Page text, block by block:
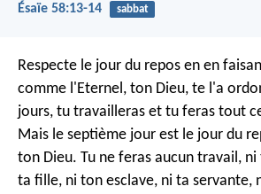
Ésaïe 58:13-14 sabbat
Respecte le jour du repos en en
comme l'Eternel, ton Dieu, te l'a
jours, tu travailleras et tu feras tout
Mais le septième jour est le jour du
ton Dieu. Tu ne feras aucun travail,
ta fille, ni ton esclave, ni ta